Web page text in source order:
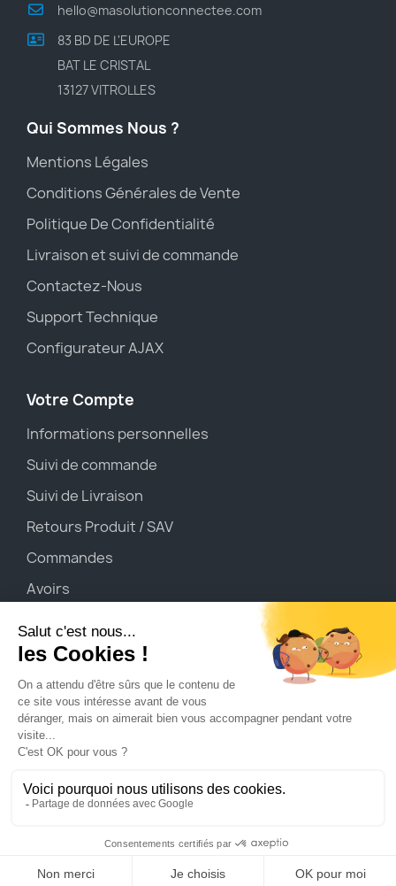
hello@masolutionconnectee.com
83 BD DE L'EUROPE
BAT LE CRISTAL
13127 VITROLLES
Qui Sommes Nous ?
Mentions Légales
Conditions Générales de Vente
Politique De Confidentialité
Livraison et suivi de commande
Contactez-Nous
Support Technique
Configurateur AJAX
Votre Compte
Informations personnelles
Suivi de commande
Suivi de Livraison
Retours Produit / SAV
Commandes
Avoirs
Mes SIM M2M
Moyens de paiements
© 2025 MaSolutionConnectée.com By No-Nc ELEC